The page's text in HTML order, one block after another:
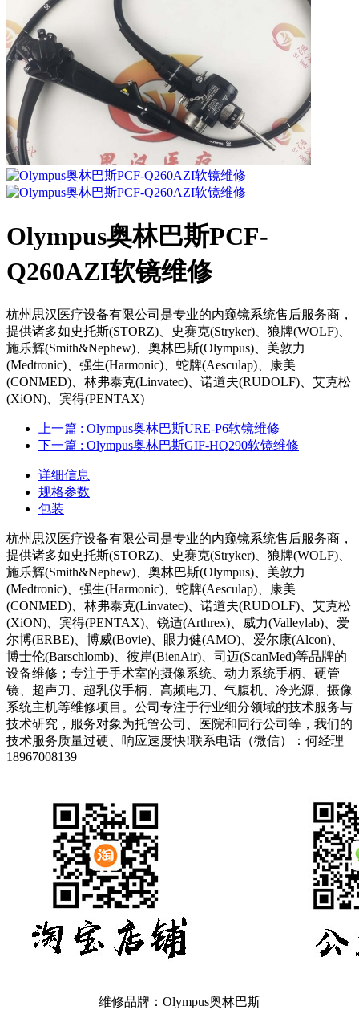
Olympus奥林巴斯PCF-
Q260AZI软镜维修
杭州思汉医疗设备有限公司是专业的内窥镜系统售后服务商，
提供诸多如史托斯(STORZ)、史赛克(Stryker)、狼牌(WOLF)、
施乐辉(Smith&Nephew)、奥林巴斯(Olympus)、美敦力
(Medtronic)、强生(Harmonic)、蛇牌(Aesculap)、康美
(CONMED)、林弗泰克(Linvatec)、诺道夫(RUDOLF)、艾克松
(XiON)、宾得(PENTAX)
上一篇 : Olympus奥林巴斯URE-P6软镜维修
下一篇 : Olympus奥林巴斯GIF-HQ290软镜维修
详细信息
规格参数
包装
杭州思汉医疗设备有限公司是专业的内窥镜系统售后服务商，
提供诸多如史托斯(STORZ)、史赛克(Stryker)、狼牌(WOLF)、
施乐辉(Smith&Nephew)、奥林巴斯(Olympus)、美敦力
(Medtronic)、强生(Harmonic)、蛇牌(Aesculap)、康美
(CONMED)、林弗泰克(Linvatec)、诺道夫(RUDOLF)、艾克松
(XiON)、宾得(PENTAX)、锐适(Arthrex)、威力(Valleylab)、爱
尔博(ERBE)、博威(Bovie)、眼力健(AMO)、爱尔康(Alcon)、
博士伦(Barschlomb)、彼岸(BienAir)、司迈(ScanMed)等品牌的
设备维修；专注于手术室的摄像系统、动力系统手柄、硬管
镜、超声刀、超乳仪手柄、高频电刀、气腹机、冷光源、摄像
系统主机等维修项目。公司专注于行业细分领域的技术服务与
技术研究，服务对象为托管公司、医院和同行公司等，我们的
技术服务质量过硬、响应速度快!联系电话（微信）：何经理
18967008139
维修品牌：Olympus奥林巴斯